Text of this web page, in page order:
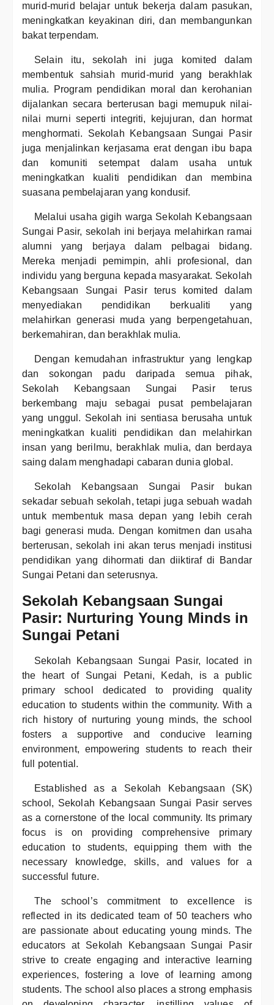
murid-murid belajar untuk bekerja dalam pasukan,
meningkatkan keyakinan diri, dan membangunkan
bakat terpendam.
Selain itu, sekolah ini juga komited dalam
membentuk sahsiah murid-murid yang berakhlak
mulia. Program pendidikan moral dan kerohanian
dijalankan secara berterusan bagi memupuk nilai-
nilai murni seperti integriti, kejujuran, dan hormat
menghormati. Sekolah Kebangsaan Sungai Pasir
juga menjalinkan kerjasama erat dengan ibu bapa
dan komuniti setempat dalam usaha untuk
meningkatkan kualiti pendidikan dan membina
suasana pembelajaran yang kondusif.
Melalui usaha gigih warga Sekolah Kebangsaan
Sungai Pasir, sekolah ini berjaya melahirkan ramai
alumni yang berjaya dalam pelbagai bidang.
Mereka menjadi pemimpin, ahli profesional, dan
individu yang berguna kepada masyarakat. Sekolah
Kebangsaan Sungai Pasir terus komited dalam
menyediakan pendidikan berkualiti yang
melahirkan generasi muda yang berpengetahuan,
berkemahiran, dan berakhlak mulia.
Dengan kemudahan infrastruktur yang lengkap
dan sokongan padu daripada semua pihak,
Sekolah Kebangsaan Sungai Pasir terus
berkembang maju sebagai pusat pembelajaran
yang unggul. Sekolah ini sentiasa berusaha untuk
meningkatkan kualiti pendidikan dan melahirkan
insan yang berilmu, berakhlak mulia, dan berdaya
saing dalam menghadapi cabaran dunia global.
Sekolah Kebangsaan Sungai Pasir bukan
sekadar sebuah sekolah, tetapi juga sebuah wadah
untuk membentuk masa depan yang lebih cerah
bagi generasi muda. Dengan komitmen dan usaha
berterusan, sekolah ini akan terus menjadi institusi
pendidikan yang dihormati dan diiktiraf di Bandar
Sungai Petani dan seterusnya.
Sekolah Kebangsaan Sungai
Pasir: Nurturing Young Minds in
Sungai Petani
Sekolah Kebangsaan Sungai Pasir, located in
the heart of Sungai Petani, Kedah, is a public
primary school dedicated to providing quality
education to students within the community. With a
rich history of nurturing young minds, the school
fosters a supportive and conducive learning
environment, empowering students to reach their
full potential.
Established as a Sekolah Kebangsaan (SK)
school, Sekolah Kebangsaan Sungai Pasir serves
as a cornerstone of the local community. Its primary
focus is on providing comprehensive primary
education to students, equipping them with the
necessary knowledge, skills, and values for a
successful future.
The school’s commitment to excellence is
reflected in its dedicated team of 50 teachers who
are passionate about educating young minds. The
educators at Sekolah Kebangsaan Sungai Pasir
strive to create engaging and interactive learning
experiences, fostering a love of learning among
students. The school also places a strong emphasis